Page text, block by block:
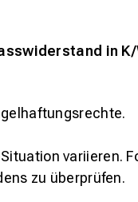
in K/
variieren.
zu überprüfen.